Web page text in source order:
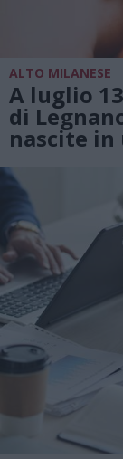
ALTO MILANESE
A luglio
di
nascite in